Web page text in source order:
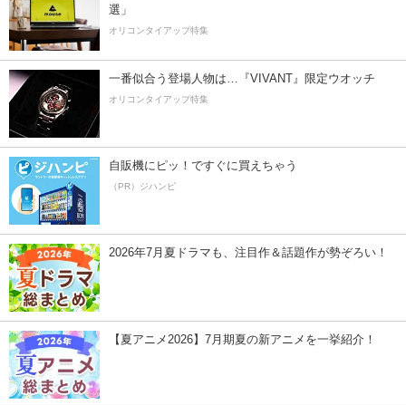
選」
オリコンタイアップ特集
一番似合う登場人物は…『VIVANT』限定ウオッチ
オリコンタイアップ特集
自販機にピッ！ですぐに買えちゃう
（PR）ジハンピ
2026年7月夏ドラマも、注目作＆話題作が勢ぞろい！
【夏アニメ2026】7月期夏の新アニメを一挙紹介！